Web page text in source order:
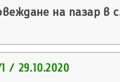
на пазар в
/ 29.10.2020